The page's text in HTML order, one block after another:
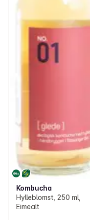
Kombucha
Hylleblomst, 250 ml,
Eimealt